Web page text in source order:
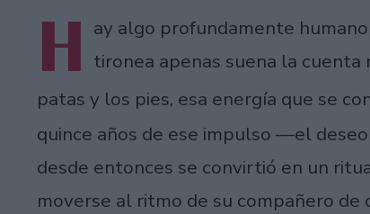
H ay algo profundamente
tironea apenas suena la
patas y los pies, esa energía que se
quince años de ese impulso —el
desde entonces se convirtió en un
moverse al ritmo de su compañero de